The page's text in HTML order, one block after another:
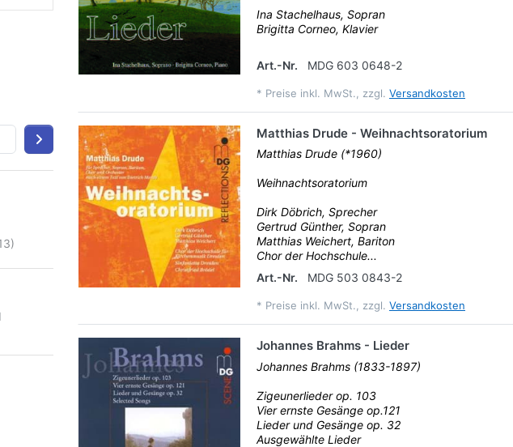
Ina Stachelhaus, Sopran
Brigitta Corneo, Klavier
Art.-Nr. MDG 603 0648-2
* Preise inkl. MwSt., zzgl. Versandkosten
Matthias Drude - Weihnachtsoratorium
Matthias Drude (*1960)
Weihnachtsoratorium
Dirk Döbrich, Sprecher
Gertrud Günther, Sopran
Matthias Weichert, Bariton
Chor der Hochschule...
Art.-Nr.
MDG 503 0843-2
* Preise inkl. MwSt., zzgl. Versandkosten
Johannes Brahms - Lieder
Johannes Brahms (1833-1897)
Zigeunerlieder op. 103
Vier ernste Gesänge op.121
Lieder und Gesänge op. 32
Ausgewählte Lieder